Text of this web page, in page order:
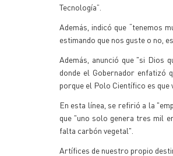
Tecnología”.
Además, indicó que “tenemos
estimando que nos guste o no,
Además, anunció que "si Dios
donde el Gobernador enfatizó
porque el Polo Científico es que
En esta línea, se refirió a la
que "uno solo genera tres mil
falta carbón vegetal".
Artífices de nuestro propio